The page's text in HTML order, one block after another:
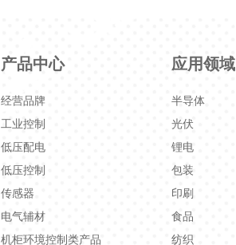
产品中心
经营品牌
工业控制
低压配电
低压控制
传感器
电气辅材
机柜环境控制类产品
应用领域
半导体
光伏
锂电
包装
印刷
食品
纺织